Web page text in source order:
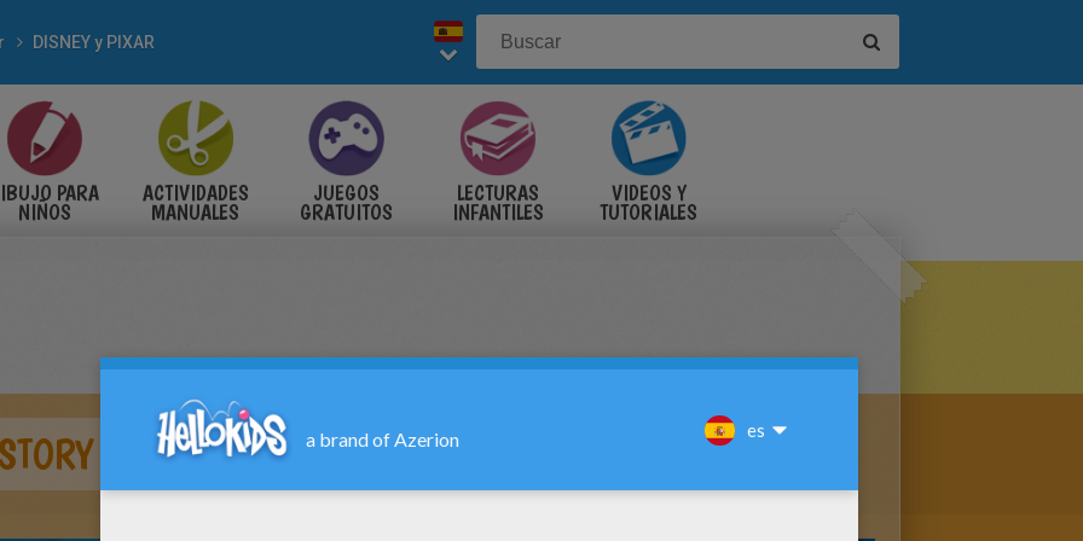
DISNEY y PIXAR
PARA
NIÑOS
ACTIVIDADES
MANUALES
JUEGOS
GRATUITOS
LECTURAS
INFANTILES
VIDEOS Y
TUTORIALES